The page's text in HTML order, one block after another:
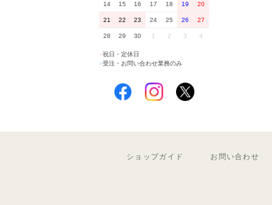
14 15 16 17 18 19 20
21 22 23 24 25 26 27
28 29 30 1 2 3 4
祝日・定休日
■受注・お問い合わせ業務のみ
ショップガイド お問い合わせ